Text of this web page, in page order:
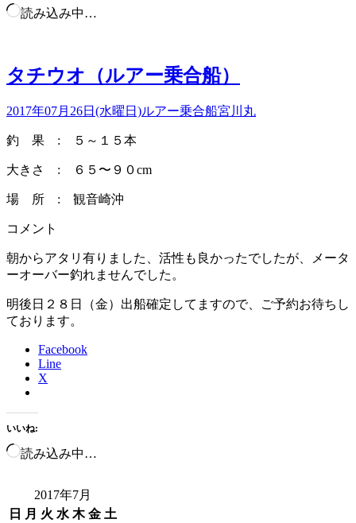
読み込み中…
タチウオ（ルアー乗合船）
2017年07月26日(水曜日)ルアー乗合船宮川丸
釣 果 : ５～１５本
大きさ : ６５〜９０cm
場 所 : 観音崎沖
コメント
朝からアタリ有りました、活性も良かったでしたが、メータ
ーオーバー釣れませんでした。
明後日２８日（金）出船確定してますので、ご予約お待ちし
ております。
Facebook
Line
X
いいね:
読み込み中…
2017年7月
日 月 火 水 木 金 土